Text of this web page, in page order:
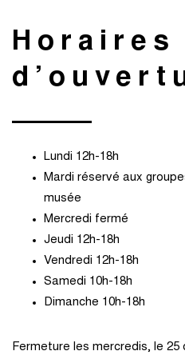
Horaires
Lundi 12h-18h
Mardi réservé aux
musée
Mercredi fermé
Jeudi 12h-18h
Vendredi 12h-18h
Samedi 10h-18h
Dimanche 10h-18h
Fermeture les mercredis, le